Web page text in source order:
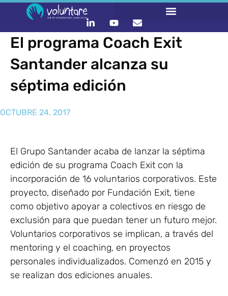
El programa Coach Exit
Santander alcanza su
séptima edición
OCTUBRE 24, 2017
El Grupo Santander acaba de lanzar la séptima
edición de su programa Coach Exit con la
incorporación de 16 voluntarios corporativos. Este
proyecto, diseñado por Fundación Exit, tiene
como objetivo apoyar a colectivos en riesgo de
exclusión para que puedan tener un futuro mejor.
Voluntarios corporativos se implican, a través del
mentoring y el coaching, en proyectos
personales individualizados. Comenzó en 2015 y
se realizan dos ediciones anuales.